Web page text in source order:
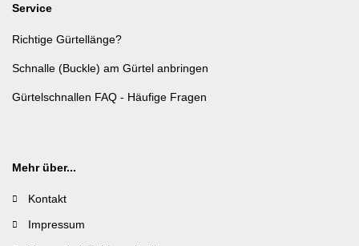
Service
Richtige Gürtellänge?
Schnalle (Buckle) am Gürtel anbringen
Gürtelschnallen FAQ - Häufige Fragen
Mehr über...
Kontakt
Impressum